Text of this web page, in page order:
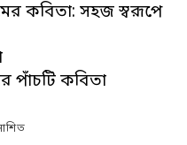
কবিতা: সহজ স্বরূপে
পাঁচটি কবিতা